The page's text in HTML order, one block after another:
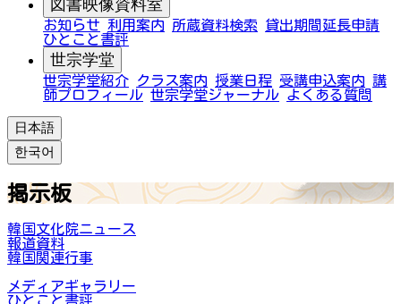
図書映像資料室
お知らせ 利用案内 所蔵資料検索
貸出期間延長申請
ひとこと書評
世宗学堂
世宗学堂紹介 クラス案内 授業日程 受講申込案内 講
師プロフィール 世宗学堂ジャーナル よくある質問
日本語
한국어
掲示板
韓国文化院ニュース
報道資料
韓国関連行事
メディアギャラリー
ひとこと書評